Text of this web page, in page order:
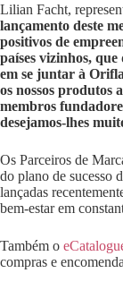
Lilian Facht,
lançamento deste
positivos de
países vizinhos,
em se juntar à
os nossos produtos
membros
desejamos-lhes
Os Parceiros de
do plano de sucesso
lançadas
bem-estar em
Também o
compras e